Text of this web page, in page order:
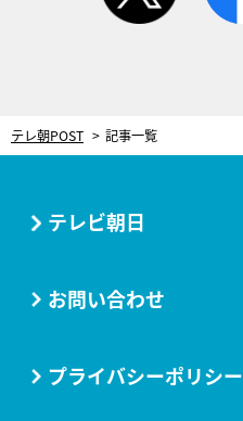
テレ朝POST 記事一覧
テレビ朝日
お問い合わせ
プライバシーポリシー